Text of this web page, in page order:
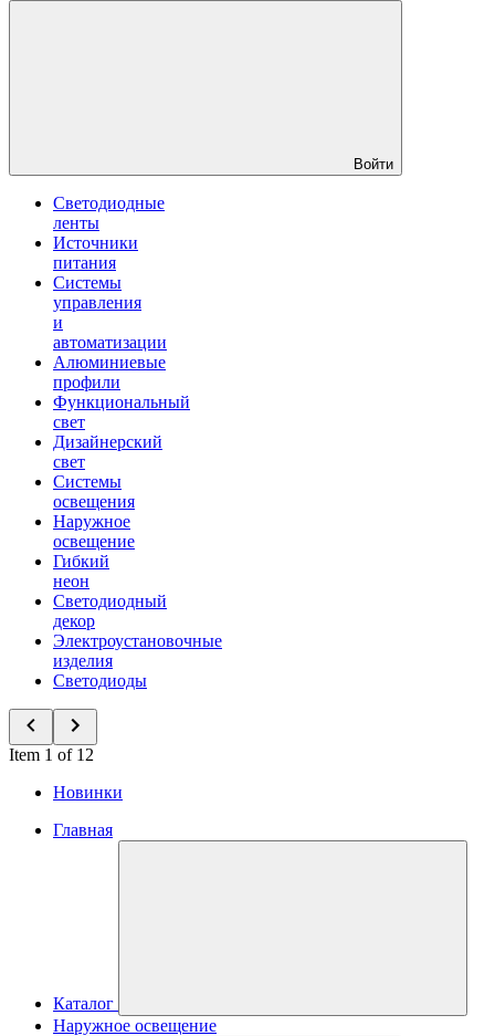
Войти
Светодиодные
ленты
Источники
питания
Системы
управления
и
автоматизации
Алюминиевые
профили
Функциональный
свет
Дизайнерский
свет
Системы
освещения
Наружное
освещение
Гибкий
неон
Светодиодный
декор
Электроустановочные
изделия
Светодиоды
Item 1 of 12
Новинки
Главная
Каталог
Наружное освещение